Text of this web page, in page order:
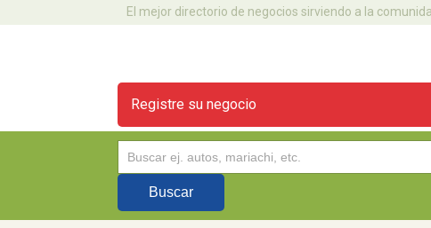
El mejor directorio de negocios sirviendo a la
Registre su negocio